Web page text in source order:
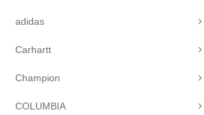
adidas
Carhartt
Champion
COLUMBIA